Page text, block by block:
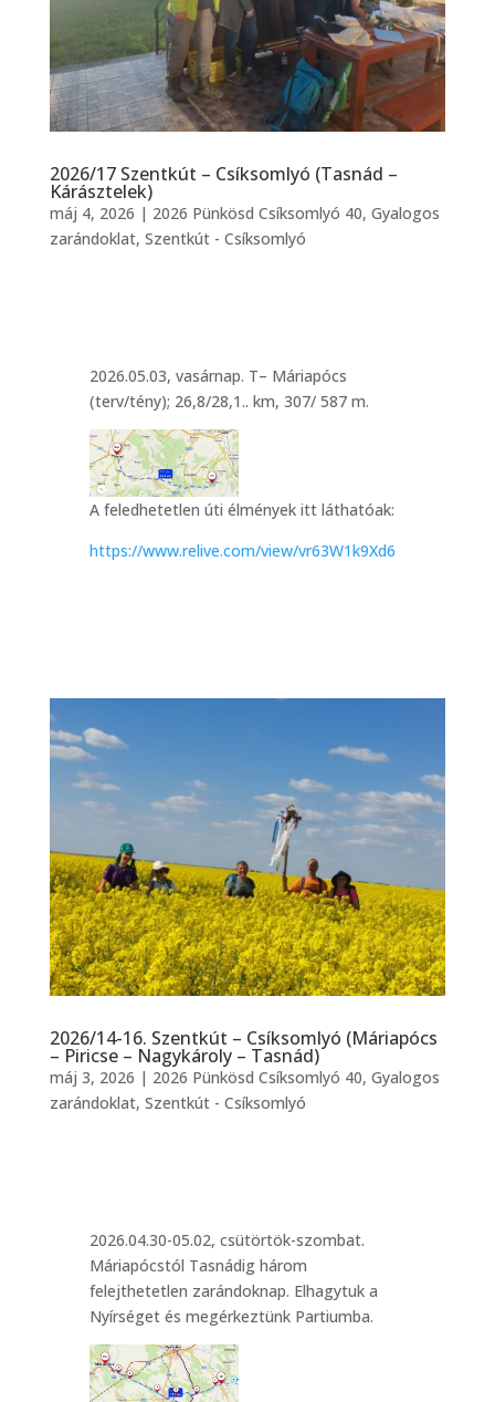
2026/17 Szentkút – Csíksomlyó (Tasnád –
Kárásztelek)
máj 4, 2026 | 2026 Pünkösd Csíksomlyó 40, Gyalogos
zarándoklat, Szentkút - Csíksomlyó
2026.05.03, vasárnap. T– Máriapócs
(terv/tény); 26,8/28,1.. km, 307/ 587 m.
A feledhetetlen úti élmények itt láthatóak:
https://www.relive.com/view/vr63W1k9Xd6
2026/14-16. Szentkút – Csíksomlyó (Máriapócs
– Piricse – Nagykároly – Tasnád)
máj 3, 2026 | 2026 Pünkösd Csíksomlyó 40, Gyalogos
zarándoklat, Szentkút - Csíksomlyó
2026.04.30-05.02, csütörtök-szombat.
Máriapócstól Tasnádig három
felejthetetlen zarándoknap. Elhagytuk a
Nyírséget és megérkeztünk Partiumba.